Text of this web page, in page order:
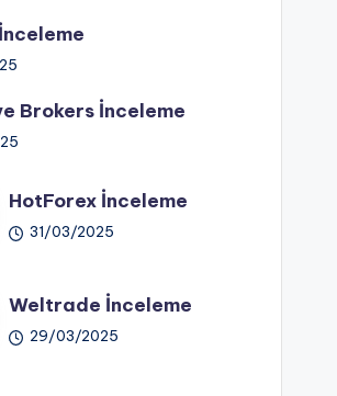
Brokers İnceleme
HotForex İnceleme
31/03/2025
Weltrade İnceleme
29/03/2025